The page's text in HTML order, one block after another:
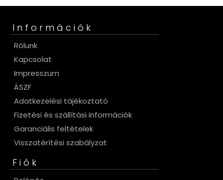
Információk
Rólunk
Kapcsolat
Impresszum
ÁSZF
Adatkezelési tájékoztató
Fizetési és szállítási információk
Garanciális feltételek
Visszatérítési szabályzat
Fiók